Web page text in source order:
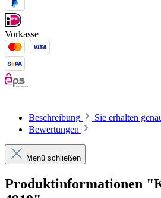
Vorkasse
Beschreibung
Sie erhalten
Bewertungen
Menü schließen
Produktinformationen